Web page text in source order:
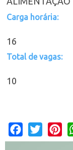
Carga horária:
16
Total de vagas:
10
Facebook
Twitter